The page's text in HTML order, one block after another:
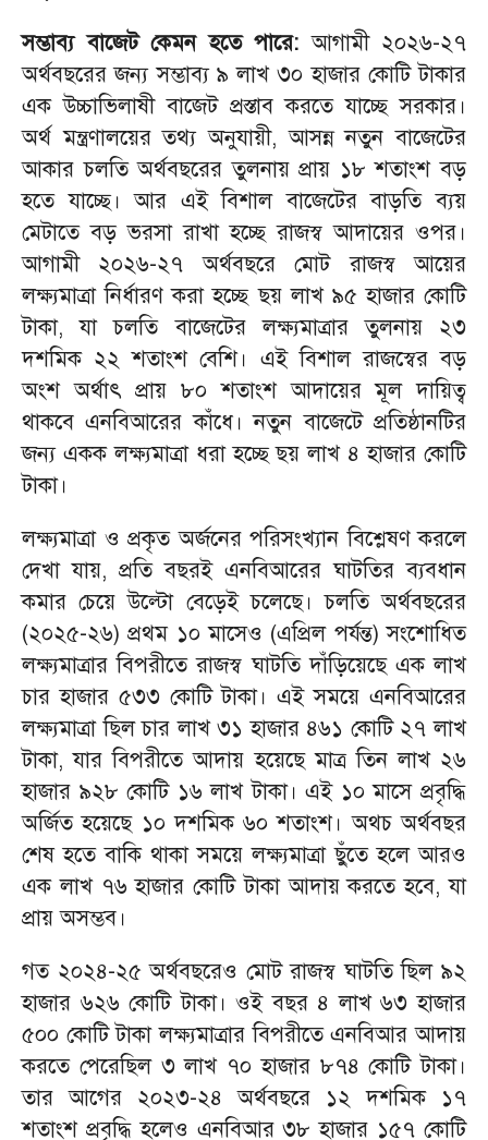
সম্ভাব্য বাজেট কেমন হতে পারে:আগামী ২০২৬-২৭
অর্থবছরের জন্য সম্ভাব্য ৯ লাখ ৩০ হাজার কোটি টাকার
এক উচ্চাভিলাষী বাজেট প্রস্তাব করতে যাচ্ছে সরকার।
অর্থ মন্ত্রণালয়ের তথ্য অনুযায়ী, আসন্ন নতুন বাজেটের
আকার চলতি অর্থবছরের তুলনায় প্রায় ১৮ শতাংশ বড়
হতে যাচ্ছে। আর এই বিশাল বাজেটের বাড়তি ব্যয়
মেটাতে বড় ভরসা রাখা হচ্ছে রাজস্ব আদায়ের ওপর।
আগামী ২০২৬-২৭ অর্থবছরে মোট রাজস্ব আয়ের
লক্ষ্যমাত্রা নির্ধারণ করা হচ্ছে ছয় লাখ ৯৫ হাজার কোটি
টাকা, যা চলতি বাজেটের লক্ষ্যমাত্রার তুলনায় ২৩
দশমিক ২২ শতাংশ বেশি। এই বিশাল রাজস্বের বড়
অংশ অর্থাৎ প্রায় ৮০ শতাংশ আদায়ের মূল দায়িত্ব
থাকবে এনবিআরের কাঁধে। নতুন বাজেটে প্রতিষ্ঠানটির
জন্য একক লক্ষ্যমাত্রা ধরা হচ্ছে ছয় লাখ ৪ হাজার কোটি
টাকা।
লক্ষ্যমাত্রা ও প্রকৃত অর্জনের পরিসংখ্যান বিশ্লেষণ করলে
দেখা যায়, প্রতি বছরই এনবিআরের ঘাটতির ব্যবধান
কমার চেয়ে উল্টো বেড়েই চলেছে। চলতি অর্থবছরের
(২০২৫-২৬) প্রথম ১০ মাসেও (এপ্রিল পর্যন্ত) সংশোধিত
লক্ষ্যমাত্রার বিপরীতে রাজস্ব ঘাটতি দাঁড়িয়েছে এক লাখ
চার হাজার ৫৩৩ কোটি টাকা। এই সময়ে এনবিআরের
লক্ষ্যমাত্রা ছিল চার লাখ ৩১ হাজার ৪৬১ কোটি ২৭ লাখ
টাকা, যার বিপরীতে আদায় হয়েছে মাত্র তিন লাখ ২৬
হাজার ৯২৮ কোটি ১৬ লাখ টাকা। এই ১০ মাসে প্রবৃদ্ধি
অর্জিত হয়েছে ১০ দশমিক ৬০ শতাংশ। অথচ অর্থবছর
শেষ হতে বাকি থাকা সময়ে লক্ষ্যমাত্রা ছুঁতে হলে আরও
এক লাখ ৭৬ হাজার কোটি টাকা আদায় করতে হবে, যা
প্রায় অসম্ভব।
গত ২০২৪-২৫ অর্থবছরেও মোট রাজস্ব ঘাটতি ছিল ৯২
হাজার ৬২৬ কোটি টাকা। ওই বছর ৪ লাখ ৬৩ হাজার
৫০০ কোটি টাকা লক্ষ্যমাত্রার বিপরীতে এনবিআর আদায়
করতে পেরেছিল ৩ লাখ ৭০ হাজার ৮৭৪ কোটি টাকা।
তার আগের ২০২৩-২৪ অর্থবছরে ১২ দশমিক ১৭
শতাংশ প্রবৃদ্ধি হলেও এনবিআর ৩৮ হাজার ১৫৭ কোটি